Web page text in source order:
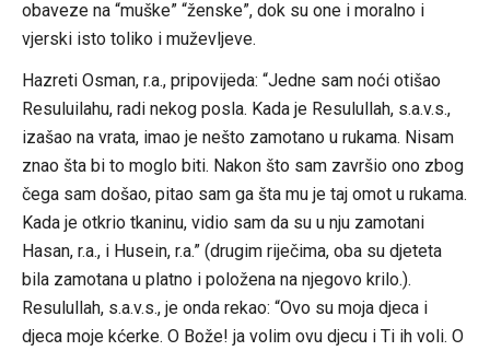
obaveze na “muške” “ženske”, dok su one i moralno i
vjerski isto toliko i muževljeve.
Hazreti Osman, r.a., pripovijeda: “Jedne sam noći otišao
Resuluilahu, radi nekog posla. Kada je Resulullah, s.a.v.s.,
izašao na vrata, imao je nešto zamotano u rukama. Nisam
znao šta bi to moglo biti. Nakon što sam završio ono zbog
čega sam došao, pitao sam ga šta mu je taj omot u rukama.
Kada je otkrio tkaninu, vidio sam da su u nju zamotani
Hasan, r.a., i Husein, r.a.” (drugim riječima, oba su djeteta
bila zamotana u platno i položena na njegovo krilo.).
Resulullah, s.a.v.s., je onda rekao: “Ovo su moja djeca i
djeca moje kćerke. O Bože! ja volim ovu djecu i Ti ih voli. O